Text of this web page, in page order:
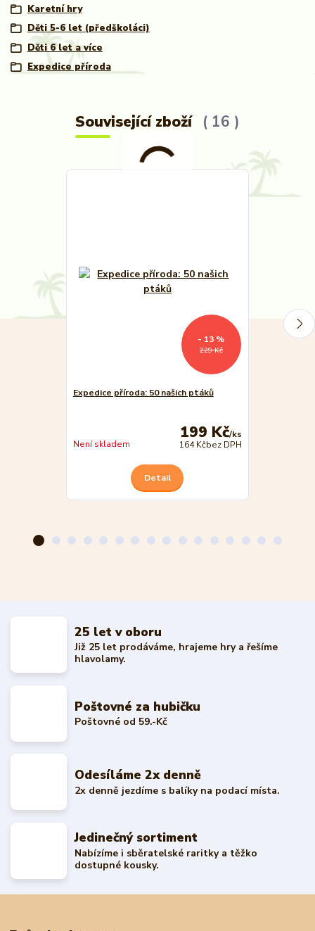
Karetní hry
Děti 5-6 let (předškoláci)
Děti 6 let a více
Expedice příroda
Související zboží 16
229 Kč
- 13 %
Expedice příroda: 50 našich ptáků
199 Kč/ks
164 Kčbez DPH
Není skladem
Detail
25 let v oboru
Již 25 let prodáváme, hrajeme hry a řešíme
hlavolamy.
Poštovné za hubičku
Poštovné od 59.-Kč
Odesíláme 2x denně
2x denně jezdíme s balíky na podací místa.
Jedinečný sortiment
Nabízíme i sběratelské raritky a těžko
dostupné kousky.